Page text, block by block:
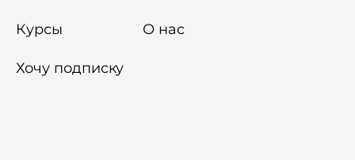
Курсы О нас
Хочу подписку